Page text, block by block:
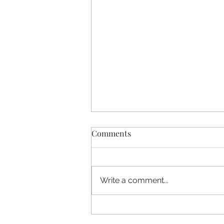
6/6 Relaps dagboek, op de
Comments
Write a comment...